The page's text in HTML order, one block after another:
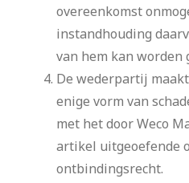
overeenkomst
instandhouding
van hem kan worden
De wederpartij
enige vorm van
met het door Weco
artikel uitgeoefende
ontbindingsrecht.